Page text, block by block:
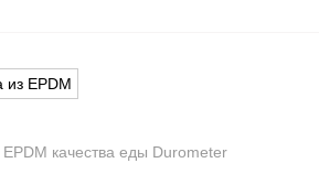
из EPDM
качества еды Durometer